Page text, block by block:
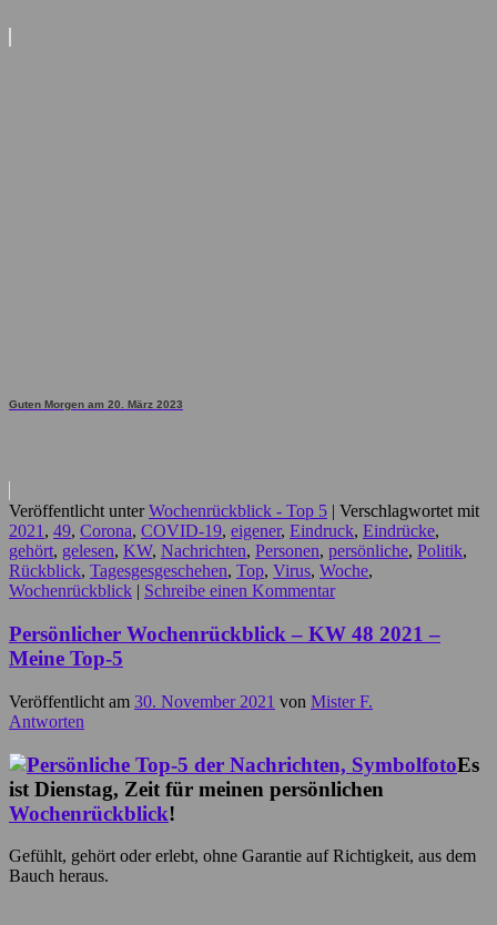
Guten Morgen am 20. März 2023
Veröffentlicht unter Wochenrückblick - Top 5
Verschlagwortet mit
2021, 49, Corona, COVID-19, eigener, Eindruck, Eindrücke,
gehört, gelesen, KW, Nachrichten, Personen, persönliche, Politik,
Rückblick, Tagesgesgeschehen, Top, Virus, Woche,
Wochenrückblick
Schreibe einen Kommentar
Persönlicher Wochenrückblick – KW 48 2021 –
Meine Top-5
Veröffentlicht am 30. November 2021 von Mister F.
Antworten
Es
ist Dienstag, Zeit für meinen persönlichen
Wochenrückblick!
Gefühlt, gehört oder erlebt, ohne Garantie auf Richtigkeit, aus dem
Bauch heraus.